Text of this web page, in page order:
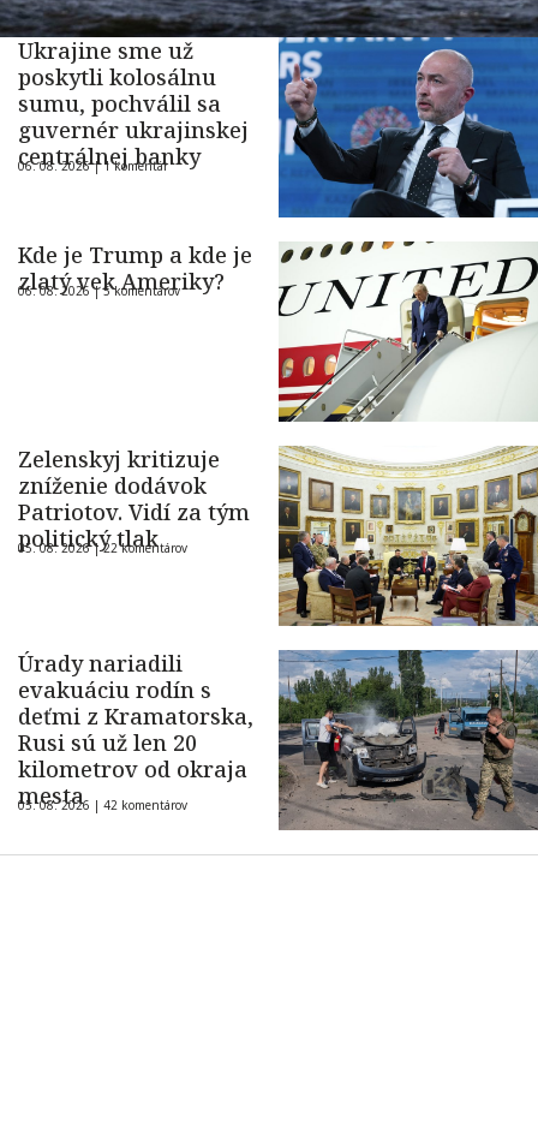
Ukrajine sme už
poskytli kolosálnu
sumu, pochválil sa
guvernér ukrajinskej
centrálnej banky
06. 08. 2026 |1 komentár
Kde je Trump a kde je
zlatý vek Ameriky?
06. 08. 2026 |5 komentárov
Zelenskyj kritizuje
zníženie dodávok
Patriotov. Vidí za tým
politický tlak
05. 08. 2026 |22 komentárov
Úrady nariadili
evakuáciu rodín s
deťmi z Kramatorska,
Rusi sú už len 20
kilometrov od okraja
mesta
05. 08. 2026 | 42 komentárov